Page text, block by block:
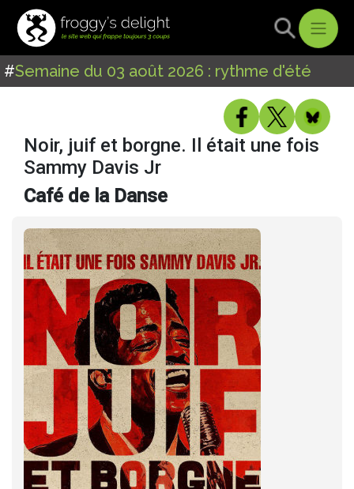
#Semaine du 03 août 2026 : rythme d'été
Noir, juif et borgne. Il était une fois
Sammy Davis Jr
Café de la Danse